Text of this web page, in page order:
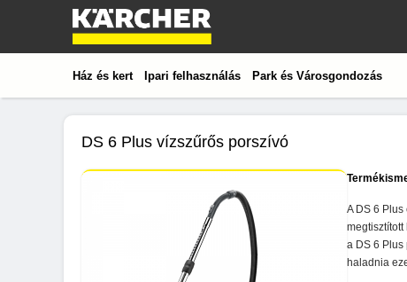
Ház és kert Ipari felhasználás Park és Városgondozás
DS 6 Plus vízszűrős porszívó
A DS 6
a DS 6 Plus
haladnia